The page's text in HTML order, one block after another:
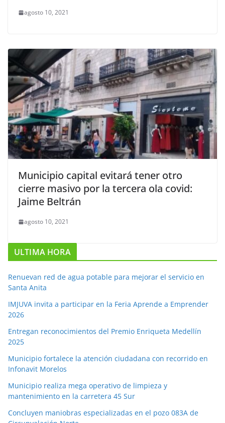
agosto 10, 2021
Municipio capital evitará tener otro
cierre masivo por la tercera ola covid:
Jaime Beltrán
agosto 10, 2021
ULTIMA HORA
Renuevan red de agua potable para mejorar el servicio en
Santa Anita
IMJUVA invita a participar en la Feria Aprende a Emprender
2026
Entregan reconocimientos del Premio Enriqueta Medellín
2025
Municipio fortalece la atención ciudadana con recorrido en
Infonavit Morelos
Municipio realiza mega operativo de limpieza y
mantenimiento en la carretera 45 Sur
Concluyen maniobras especializadas en el pozo 083A de